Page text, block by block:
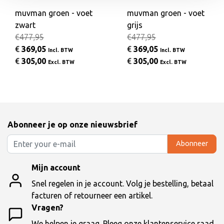
muvman groen - voet
zwart
€477,95
€ 369,05 Incl. BTW
€ 305,00 Excl. BTW
muvman groen - voet
grijs
€477,95
€ 369,05 Incl. BTW
€ 305,00 Excl. BTW
Abonneer je op onze nieuwsbrief
Abonneer
Mijn account
Snel regelen in je account. Volg je bestelling, betaal
facturen of retourneer een artikel.
Vragen?